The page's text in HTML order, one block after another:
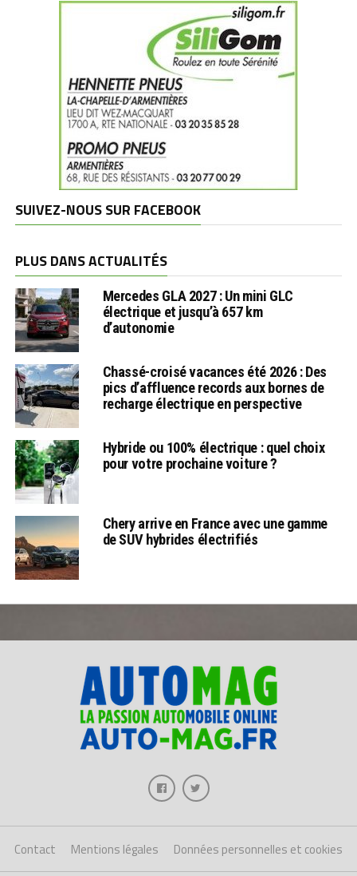
SUIVEZ-NOUS SUR FACEBOOK
PLUS DANS ACTUALITÉS
Mercedes GLA 2027 : Un mini GLC
électrique et jusqu’à 657 km
d’autonomie
Chassé-croisé vacances été 2026 : Des
pics d’affluence records aux bornes de
recharge électrique en perspective
Hybride ou 100% électrique : quel choix
pour votre prochaine voiture ?
Chery arrive en France avec une gamme
de SUV hybrides électrifiés
Contact Mentions légales Données personnelles et cookies